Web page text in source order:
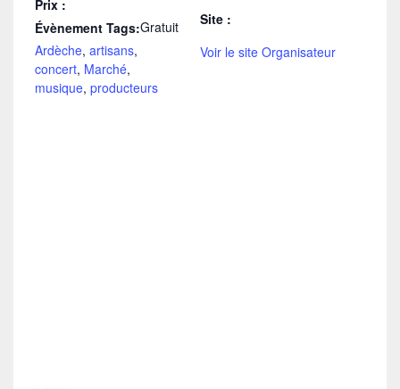
Prix :
Gratuit
Évènement Tags:
Ardèche, artisans,
concert, Marché,
musique, producteurs
Site :
Voir le site Organisateur